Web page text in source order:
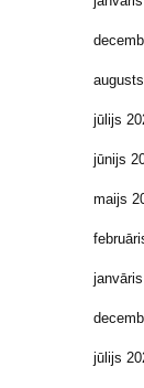
jūlijs
jūnijs
maijs
jūlijs